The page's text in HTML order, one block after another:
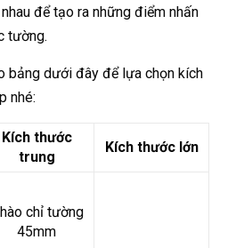
để tạo ra những điểm nhấn
tường.
bảng dưới đây để lựa chọn kích
nhé:
Kích thước
trung
Kích thước lớn
chỉ tường
45mm